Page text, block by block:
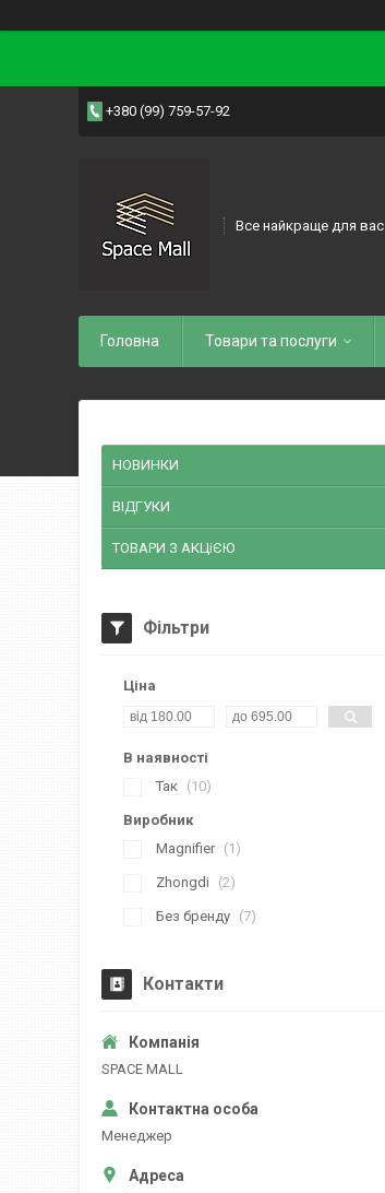
+380 (99) 759-57-92
Все найкраще для вас
Головна Товари та послуги
НОВИНКИ
ВІДГУКИ
ТОВАРИ З АКЦіЄЮ
Фільтри
Ціна
В наявності
Так
10
Виробник
Magnifier
1
Zhongdi 2
Без бренду 7
Контакти
SPACE MALL
Менеджер